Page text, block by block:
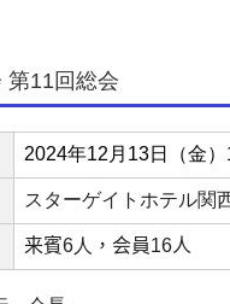
第11回総会
2024年12月13日（金
スターゲイトホテル関
来賓6人 ，会員16人